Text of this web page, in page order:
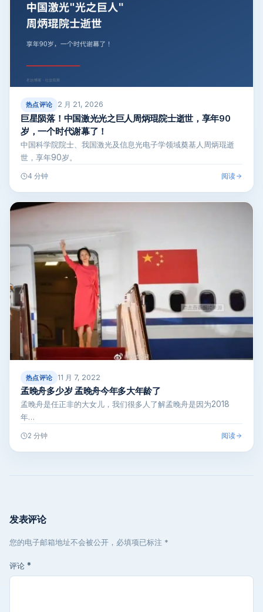
热点评论 2 月 21, 2026
巨星陨落！中国激光光之巨人周炳琨院士逝世，享年90
岁，一个时代谢幕了！
中国科学院院士、我国激光及信息光电子学领域奠基人周炳琨逝
世，享年90岁。
4 分钟 阅读
热点评论 11 月 7, 2022
孟晚舟多少岁 孟晚舟今年多大年龄了
孟晚舟是任正非的大女儿，我们很多人了解孟晚舟是因为2018
年…
2 分钟 阅读
发表评论
您的电子邮箱地址不会被公开，必填项已标注 *
评论 *